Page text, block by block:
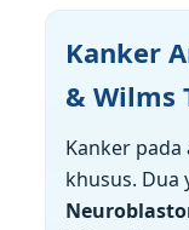
Kanker
& Wilms
Kanker
khusus. Dua